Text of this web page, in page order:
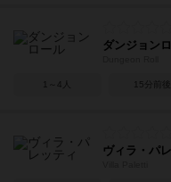
ダンジョン
1～4人 15分前後
ヴィラ・パ